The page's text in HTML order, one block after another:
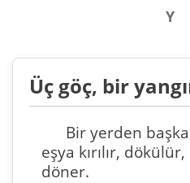
Y
Üç göç, bir
Bir yerden
eşya kırılır,
döner.